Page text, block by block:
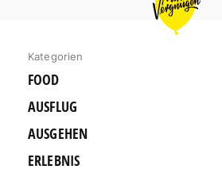
VERGNÜGEN
KÖLN
Kategorien
FOOD
AUSFLUG
AUSGEHEN
ERLEBNIS